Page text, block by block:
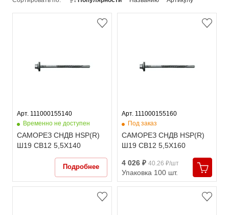
Арт. 111000155140
Временно не доступен
САМОРЕЗ СНДВ HSP(R)
Ш19 СВ12 5,5X140
Подробнее
Арт. 111000155160
Под заказ
САМОРЕЗ СНДВ HSP(R)
Ш19 СВ12 5,5X160
4 026 ₽ 40.26 ₽/шт
Упаковка 100 шт.